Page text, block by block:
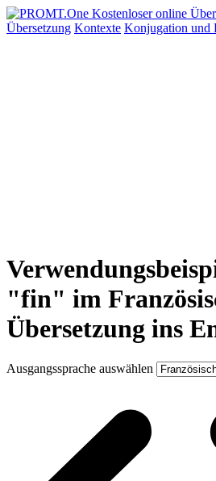
Übersetzung Kontexte Konjugation und
"fin" im
Übersetzung ins
Ausgangssprache auswählen